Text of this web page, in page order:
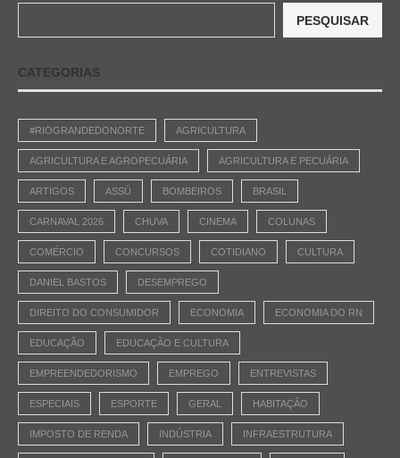
PESQUISAR
CATEGORIAS
#RIOGRANDEDONORTE AGRICULTURA
AGRICULTURA E AGROPECUÁRIA AGRICULTURA E PECUÁRIA
ARTIGOS ASSÚ BOMBEIROS BRASIL
CARNAVAL 2026 CHUVA CINEMA COLUNAS
COMÉRCIO CONCURSOS COTIDIANO CULTURA
DANIEL BASTOS DESEMPREGO
DIREITO DO CONSUMIDOR ECONOMIA ECONOMIA DO RN
EDUCAÇÃO EDUCAÇÃO E CULTURA
EMPREENDEDORISMO EMPREGO ENTREVISTAS
ESPECIAIS ESPORTE GERAL HABITAÇÃO
IMPOSTO DE RENDA INDÚSTRIA INFRAESTRUTURA